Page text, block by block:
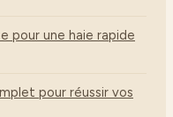
pour une haie rapide
pour réussir vos